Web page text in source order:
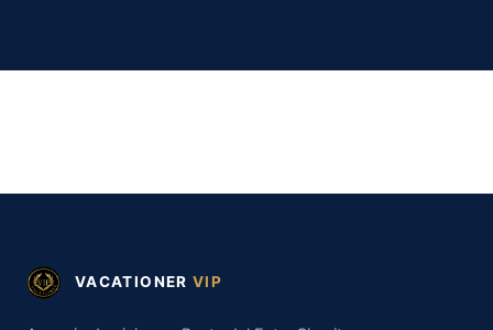
VACATIONER VIP